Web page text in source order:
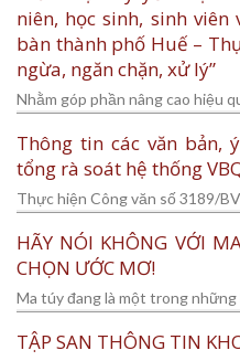
niên, học sinh, sinh
bàn thành phố Huế –
ngừa, ngăn chặn, xử lý”
Nhằm góp phần nâng cao hiệu
Thông tin các văn bản,
tổng rà soát hệ thống
Thực hiện Công văn số 3189/
HÃY NÓI KHÔNG VỚI
CHỌN ƯỚC MƠ!
Ma túy đang là một trong những
TẬP SAN THÔNG TIN